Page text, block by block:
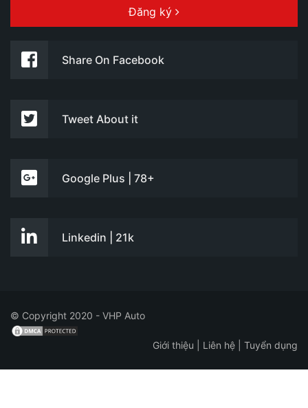
Đăng ký
Share On Facebook
Tweet About it
Google Plus | 78+
Linkedin | 21k
© Copyright 2020 - VHP Auto
Giới thiệu Liên hệ Tuyển dụng